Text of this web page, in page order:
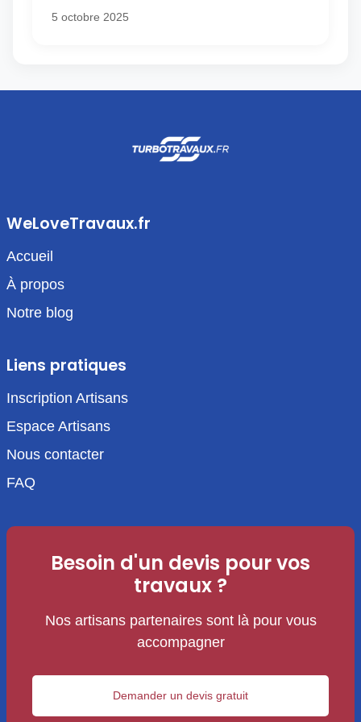
5 octobre 2025
WeLoveTravaux.fr
Accueil
À propos
Notre blog
Liens pratiques
Inscription Artisans
Espace Artisans
Nous contacter
FAQ
Besoin d'un devis pour vos
travaux ?
Nos artisans partenaires sont là pour vous
accompagner
Demander un devis gratuit